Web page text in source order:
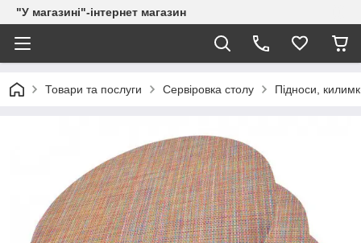
"У магазині"-інтернет магазин
Товари та послуги Сервіровка столу Підноси,